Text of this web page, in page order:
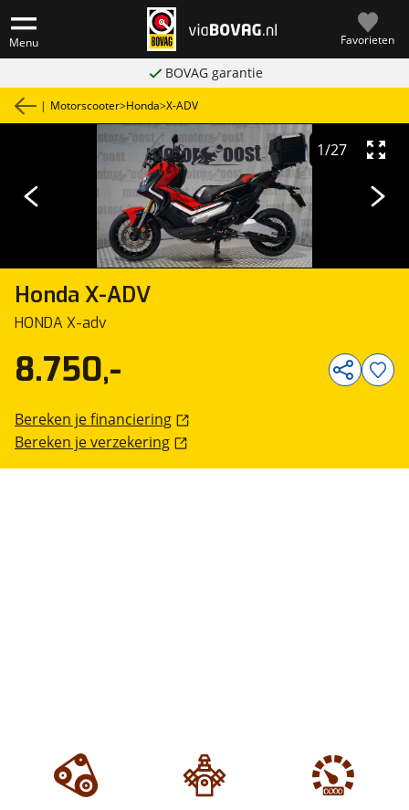
Menu Favorieten
BOVAG garantie
| Motorscooter>Honda>X-ADV
Honda X-ADV
HONDA X-adv
1/27
8.750,-
Bereken je financiering
Bereken je verzekering